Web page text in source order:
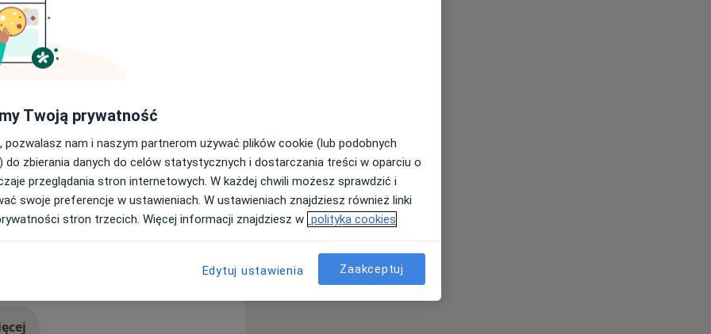
Medycznym im. Karola
w Klinice Ortopedii,
Rehabilitacyjnego Szpitala
jestem członkiem Polskiego
Uniwersytetu Medycznego
bólowymi kręgosłupa oraz
układu narządu ruchu i po
w celu odpowiedniego
pacjenci z problemami w
uczestnicząc w licznych
Stany pourazowe
Twoją prywatność
pozwalasz nam i naszym partnerom używać plików cookie (lub podobnych
do zbierania danych do celów statystycznych i dostarczania treści w oparciu o
przeglądania stron internetowych. W każdej chwili możesz sprawdzić i
swoje preferencje w ustawieniach. W ustawieniach znajdziesz również linki
stron trzecich. Więcej informacji znajdziesz w polityka cookies
Edytuj ustawienia Zaakceptuj